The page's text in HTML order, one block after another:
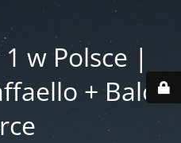
w Polsce |
+ Balon